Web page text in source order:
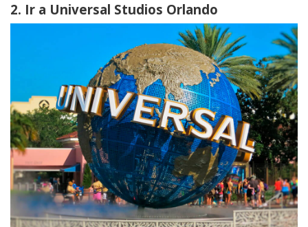
2. Ir a Universal Studios Orlando